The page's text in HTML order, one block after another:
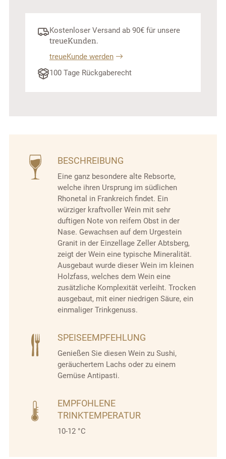
Kostenloser Versand ab 90€ für unsere
treue­Kunden.
treueKunde werden
100 Tage Rückgaberecht
BESCHREIBUNG
Eine ganz besondere alte Rebsorte,
welche ihren Ursprung im südlichen
Rhonetal in Frankreich findet. Ein
würziger kraftvoller Wein mit sehr
duftigen Note von reifem Obst in der
Nase. Gewachsen auf dem Urgestein
Granit in der Einzellage Zeller Abtsberg,
zeigt der Wein eine typische Mineralität.
Ausgebaut wurde dieser Wein im kleinen
Holzfass, welches dem Wein eine
zusätzliche Komplexität verleiht. Trocken
ausgebaut, mit einer niedrigen Säure, ein
einmaliger Trinkgenuss.
SPEISEEMPFEHLUNG
Genießen Sie diesen Wein zu Sushi,
geräuchertem Lachs oder zu einem
Gemüse Antipasti.
EMPFOHLENE
TRINKTEMPERATUR
10-12 °C